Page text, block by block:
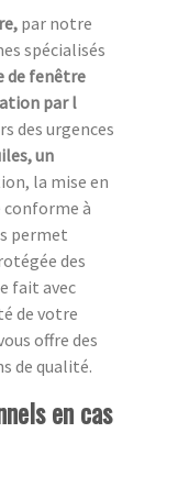
par notre
spécialisés
de fenêtre
par l
des urgences
un
la mise en
conforme à
permet
des
fait avec
de votre
offre des
de qualité.
en cas